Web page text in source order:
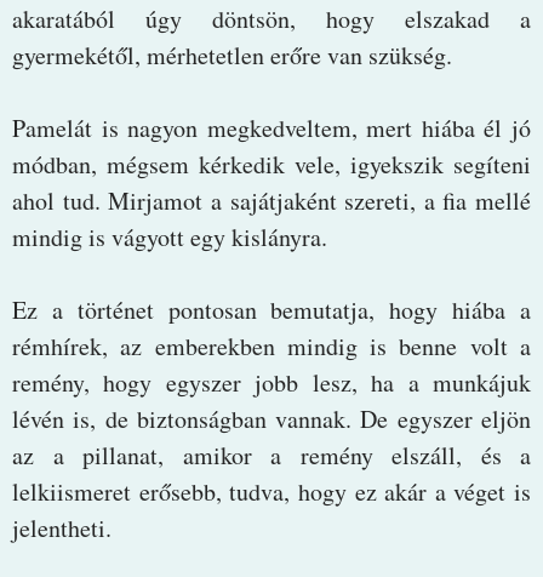
akaratából úgy döntsön, hogy elszakad a
gyermekétől, mérhetetlen erőre van szükség.
Pamelát is nagyon megkedveltem, mert hiába él jó
módban, mégsem kérkedik vele, igyekszik segíteni
ahol tud. Mirjamot a sajátjaként szereti, a fia mellé
mindig is vágyott egy kislányra.
Ez a történet pontosan bemutatja, hogy hiába a
rémhírek, az emberekben mindig is benne volt a
remény, hogy egyszer jobb lesz, ha a munkájuk
lévén is, de biztonságban vannak. De egyszer eljön
az a pillanat, amikor a remény elszáll, és a
lelkiismeret erősebb, tudva, hogy ez akár a véget is
jelentheti.